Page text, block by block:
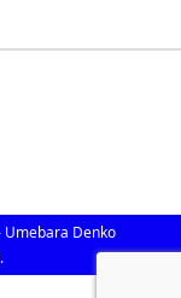
Umebara Denko